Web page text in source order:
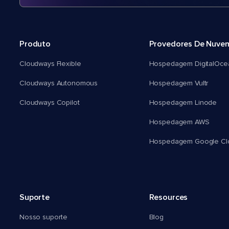
Produto
Cloudways Flexible
Cloudways Autonomous
Cloudways Copilot
Provedores De
Hospedagem
Hospedagem Vultr
Hospedagem Linode
Hospedagem AWS
Hospedagem Google
Suporte
Nosso suporte
Resources
Blog